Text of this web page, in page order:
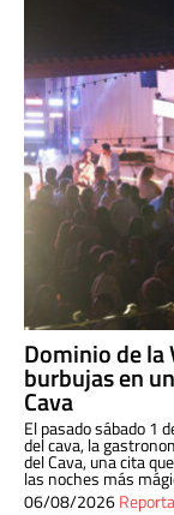
Dominio de la
burbujas en
Cava
El pasado sábado 1
del cava, la
del Cava, una cita
las noches más
06/08/2026